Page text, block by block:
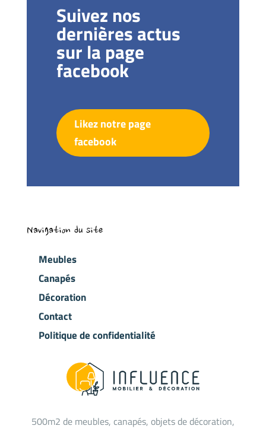
Suivez nos
dernières actus
sur la page
facebook
Likez notre page
facebook
Navigation du site
Meubles
Canapés
Décoration
Contact
Politique de confidentialité
500m2 de meubles, canapés, objets de décoration,